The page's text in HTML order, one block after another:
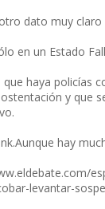
dato muy claro
en un Estado
que haya policías
y que
hay
levantar-